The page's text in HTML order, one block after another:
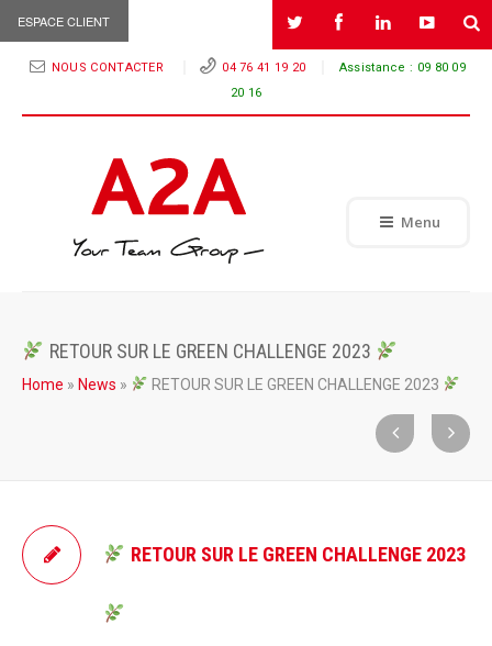
ESPACE CLIENT
NOUS CONTACTER 04 76 41 19 20 Assistance : 09 80 09
20 16
Menu
RETOUR SUR LE GREEN CHALLENGE 2023
Home » News » RETOUR SUR LE GREEN CHALLENGE 2023
RETOUR SUR LE GREEN CHALLENGE 2023